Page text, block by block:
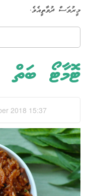
މީރުވަސް ދުވާތީއެވެ.
ޓޮމާޓޯ ބަތް
2018 15:37